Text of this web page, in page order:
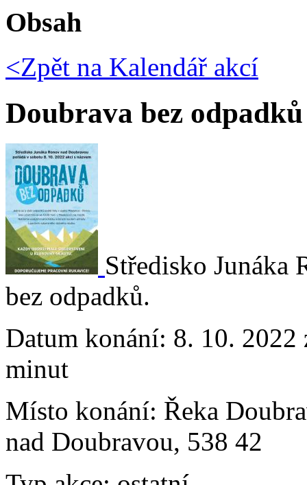
Obsah
<Zpět na Kalendář akcí
Doubrava bez odpadků
Středisko Junáka
bez odpadků.
Datum konání: 8. 10. 2022
minut
Místo konání: Řeka
nad Doubravou, 538 42